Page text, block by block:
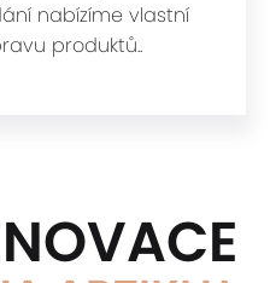
nabízíme vlastní
produktů..